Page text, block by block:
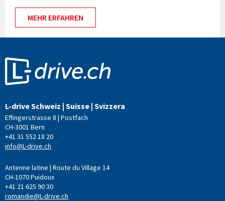
MEHR ERFAHREN
L-drive Schweiz | Suisse | Svizzera
Effingerstrasse 8 | Postfach
CH-3001 Bern
+41 31 552 18 20
info@L-drive.ch
Antenne latine | Route du Village 14
CH-1070 Puidoux
+41 21 625 90 30
romandie@L-drive.ch